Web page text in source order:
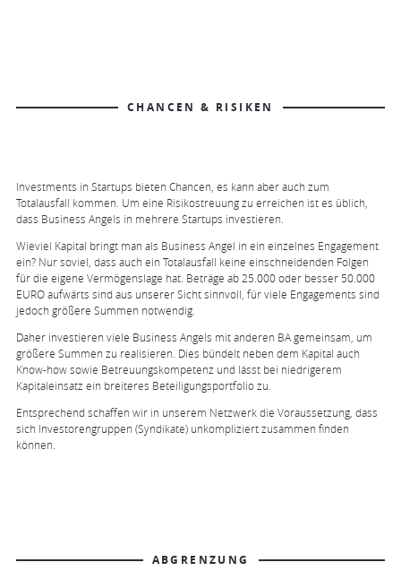
CHANCEN & RISIKEN
Investments in Startups bieten Chancen, es kann aber auch zum
Totalausfall kommen. Um eine Risikostreuung zu erreichen ist es üblich,
dass Business Angels in mehrere Startups investieren.
Wieviel Kapital bringt man als Business Angel in ein einzelnes Engagement
ein? Nur soviel, dass auch ein Totalausfall keine einschneidenden Folgen
für die eigene Vermögenslage hat. Beträge ab 25.000 oder besser 50.000
EURO aufwärts sind aus unserer Sicht sinnvoll, für viele Engagements sind
jedoch größere Summen notwendig.
Daher investieren viele Business Angels mit anderen BA gemeinsam, um
größere Summen zu realisieren. Dies bündelt neben dem Kapital auch
Know-how sowie Betreuungskompetenz und lässt bei niedrigerem
Kapitaleinsatz ein breiteres Beteiligungsportfolio zu.
Entsprechend schaffen wir in unserem Netzwerk die Voraussetzung, dass
sich Investorengruppen (Syndikate) unkompliziert zusammen finden
können.
ABGRENZUNG